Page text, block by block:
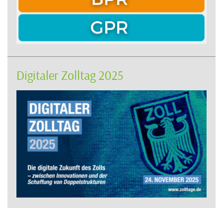
Digitaler Zolltag 2025